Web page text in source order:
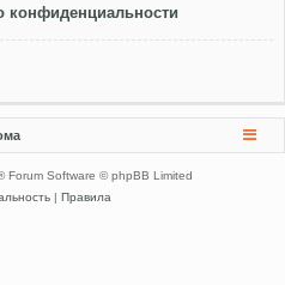
конфиденциальности
Forum Software © phpBB Limited
| Правила